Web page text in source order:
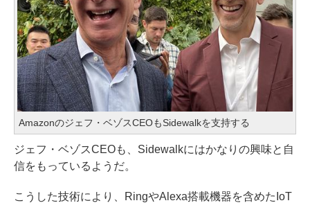
Amazonのジェフ・ベゾスCEOもSidewalkを支持する
ジェフ・ベゾスCEOも、Sidewalkにはかなりの興味と自
信をもっているようだ。
こうした技術により、RingやAlexa搭載機器を含めたIoT